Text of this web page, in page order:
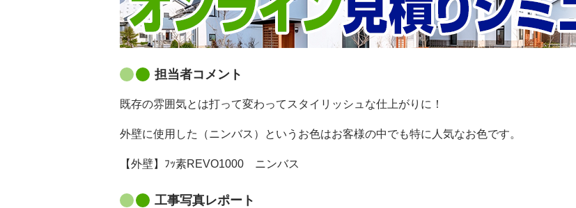
担当者コメント
既存の雰囲気とは打って変わってスタイリッシュな仕上がりに！
外壁に使用した（ニンバス）というお色はお客様の中でも特に人気なお色です。
【外壁】ﾌｯ素REVO1000 ニンバス
工事写真レポート